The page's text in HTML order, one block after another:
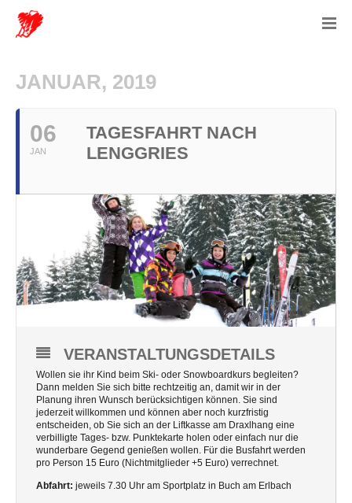
JANUAR, 2019
06
JAN
TAGESFAHRT NACH
LENGGRIES
VERANSTALTUNGSDETAILS
Wollen sie ihr Kind beim Ski- oder Snowboardkurs begleiten?
Dann melden Sie sich bitte rechtzeitig an, damit wir in der
Planung ihren Wunsch berücksichtigen können. Sie sind
jederzeit willkommen und können aber noch kurzfristig
entscheiden, ob Sie sich an der Liftkasse am Draxlhang eine
verbilligte Tages- bzw. Punktekarte holen oder einfach nur die
wunderbare Gegend genießen wollen. Für die Busfahrt werden
pro Person 15 Euro (Nichtmitglieder +5 Euro) verrechnet.
Abfahrt: jeweils 7.30 Uhr am Sportplatz in Buch am Erlbach